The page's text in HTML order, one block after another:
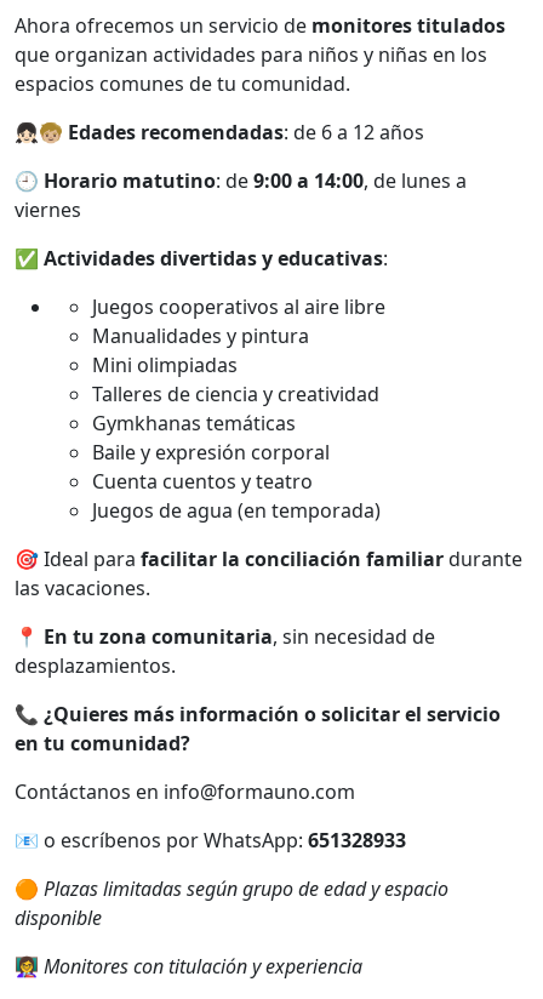
Ahora ofrecemos un servicio de monitores titulados
que organizan actividades para niños y niñas en los
espacios comunes de tu comunidad.
👧🏻🧒🏼 Edades recomendadas: de 6 a 12 años
🕘 Horario matutino: de9:00 a 14:00, de lunes a
viernes
✅ Actividades divertidas y educativas:
Juegos cooperativos al aire libre
Manualidades y pintura
Mini olimpiadas
Talleres de ciencia y creatividad
Gymkhanas temáticas
Baile y expresión corporal
Cuenta cuentos y teatro
Juegos de agua (en temporada)
🎯 Ideal para facilitar la conciliación familiardurante
las vacaciones.
📍 En tu zona comunitaria, sin necesidad de
desplazamientos.
📞 ¿Quieres más información o solicitar el servicio
en tu comunidad?
Contáctanos en info@formauno.com
📧 o escríbenos por WhatsApp: 651328933
🟠 Plazas limitadas según grupo de edad y espacio
disponible
👩‍🏫 Monitores con titulación y experiencia